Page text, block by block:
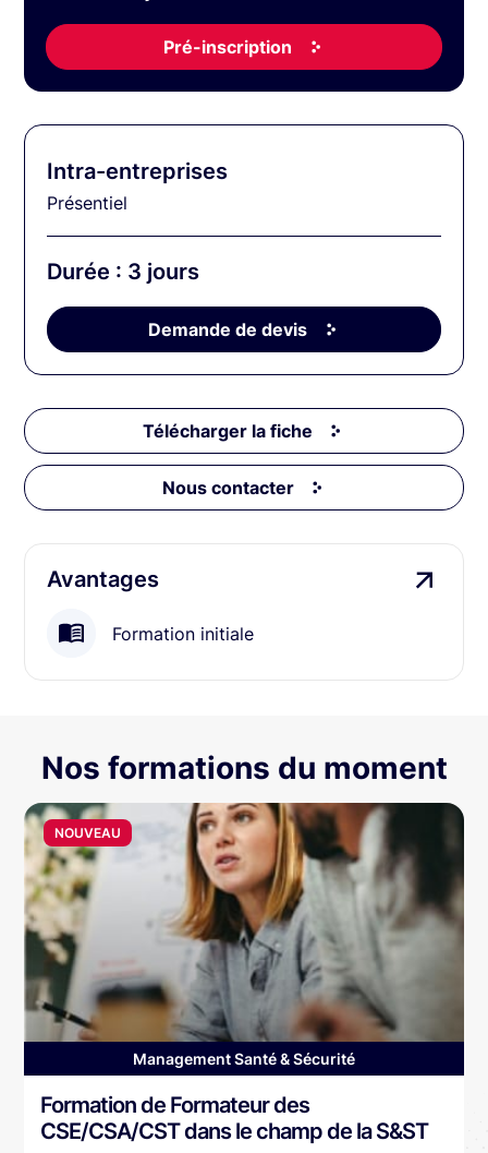
Pré-inscription
Intra-entreprises
Présentiel
Durée : 3 jours
Demande de devis
Télécharger la fiche
Nous contacter
Avantages
Formation initiale
Nos formations du moment
NOUVEAU
Management Santé & Sécurité
Formation de Formateur des
CSE/CSA/CST dans le champ de la S&ST